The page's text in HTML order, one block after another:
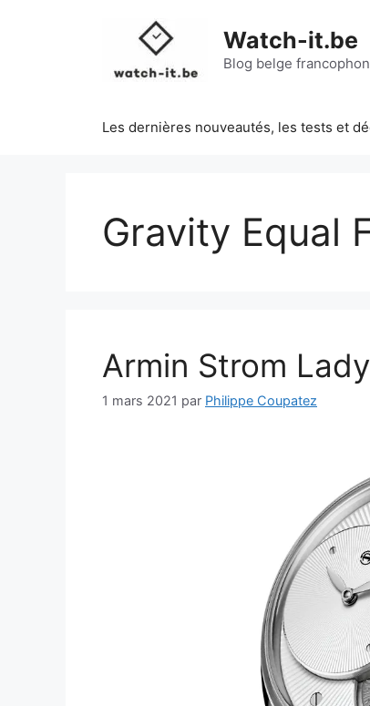
Watch-it.be
Blog belge
Les dernières nouveautés, les tests et
Gravity Equal
Armin Strom
1 mars 2021 par Philippe Coupatez